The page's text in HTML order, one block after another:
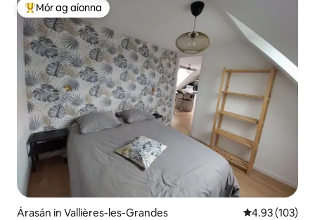
An-mhór ag aíonna
Mór ag aíonna
Árasán in Vallières-les-Grandes Meánrátáil
4.93 (103)